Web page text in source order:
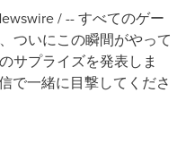
/ -- すべてのゲー
ついにこの瞬間がやって
サプライズを発表しま
で一緒に目撃してくださ